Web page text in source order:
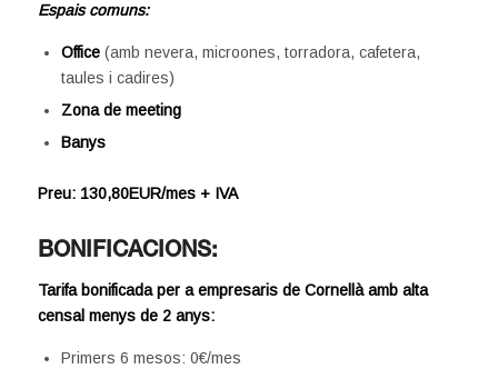
Espais comuns:
Office(amb nevera, microones, torradora, cafetera,
taules i cadires)
Zona de meeting
Banys
Preu: 130,80EUR/mes + IVA
BONIFICACIONS:
Tarifa bonificada per a empresaris de Cornellà amb alta
censal menys de 2 anys:
Primers 6 mesos: 0€/mes